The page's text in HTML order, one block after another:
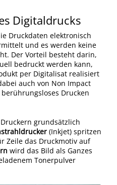
Digitaldrucks
Druckdaten elektronisch
und es werden keine
Der Vorteil besteht darin,
bedruckt werden kann,
per Digitalisat realisiert
auch von Non Impact
Drucken
grundsätzlich
(Inkjet) spritzen
Zeile das Druckmotiv auf
wird das Bild als Ganzes
Tonerpulver